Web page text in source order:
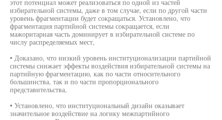
этот потенциал может реализоваться по одной из частей
избирательной системы, даже в том случае, если по другой части
уровень фрагментации будет сокращаться. Установлено, что
фрагментация партийной системы сокращается, если
мажоритарная часть доминирует в избирательной системе по
числу распределяемых мест,
• Доказано, что низкий уровень институционализации партийной
системы снижает эффекты воздействия избирательной системы на
партийную фрагментацию, как по части относительного
большинства, так и по части пропорционального
представительства,
• Установлено, что институциональный дизайн оказывает
значительное воздействие на логику межпартийного